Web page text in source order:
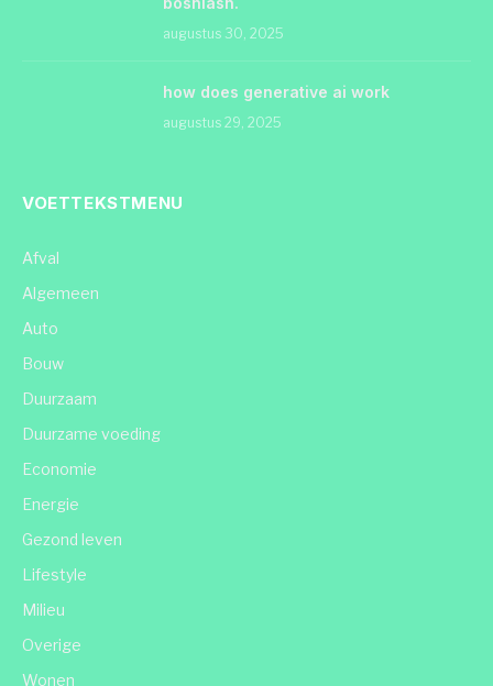
augustus 30, 2025
how does generative ai work
augustus 29, 2025
VOETTEKSTMENU
Afval
Algemeen
Auto
Bouw
Duurzaam
Duurzame voeding
Economie
Energie
Gezond leven
Lifestyle
Milieu
Overige
Wonen